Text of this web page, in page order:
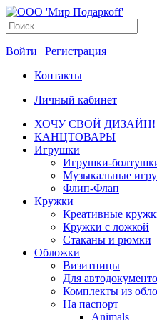
Войти | Регистрация
Контакты
Личный кабинет
ХОЧУ СВОЙ ДИЗАЙН!
КАНЦТОВАРЫ
Игрушки
Игрушки-
Музыкальные
Флип-Флап
Кружки
Креативные
Кружки с ложкой
Стаканы и рюмки
Обложки
Визитницы
Для
Комплекты из
На паспорт
Animals